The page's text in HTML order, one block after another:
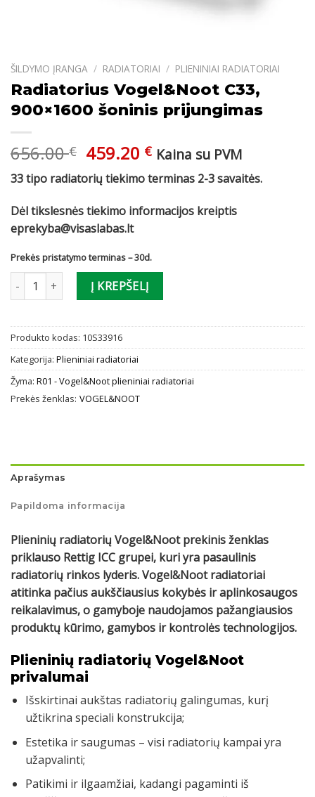
ŠILDYMO ĮRANGA / RADIATORIAI / PLIENINIAI RADIATORIAI
Radiatorius Vogel&Noot C33,
900×1600 šoninis prijungimas
656.00€ Original
price
was:
656.00 €.
459.20 €Current
price
is:
459.20 €.
Kaina su PVM
33 tipo radiatorių tiekimo terminas 2-3 savaitės.
Dėl tikslesnės tiekimo informacijos kreiptis
eprekyba@visaslabas.lt
Prekės pristatymo terminas – 30d.
produkto kiekis: Radiatorius Vogel&Noot C33, 900x1600 šoninis
Į KREPŠELĮ
Produkto kodas: 10S33916
Kategorija: Plieniniai radiatoriai
Žyma: R01 - Vogel&Noot plieniniai radiatoriai
Prekės ženklas: VOGEL&NOOT
Aprašymas
Papildoma informacija
Plieninių radiatorių Vogel&Noot prekinis ženklas
priklauso Rettig ICC grupei, kuri yra pasaulinis
radiatorių rinkos lyderis. Vogel&Noot radiatoriai
atitinka pačius aukščiausius kokybės ir aplinkosaugos
reikalavimus, o gamyboje naudojamos pažangiausios
produktų kūrimo, gamybos ir kontrolės technologijos.
Plieninių radiatorių Vogel&Noot
privalumai
Išskirtinai aukštas radiatorių galingumas, kurį
užtikrina speciali konstrukcija;
Estetika ir saugumas – visi radiatorių kampai yra
užapvalinti;
Patikimi ir ilgaamžiai, kadangi pagaminti iš